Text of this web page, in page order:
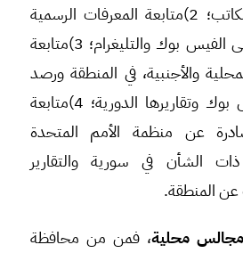
حلب وهي خمسة مكاتب؛ 2)متابعة المعرفات الرسمية
للمجالس المحلية على الفيس بوك والتليغرام؛ 3)متابعة
والأجنبية، في المنطقة ورصد
نشاطاتها على الفيس بوك وتقاريرها الدورية؛ 4)متابعة
عن منظمة الأمم المتحدة
الشأن في سورية والتقارير
المنطقة.
محلية، فمن من محافظة